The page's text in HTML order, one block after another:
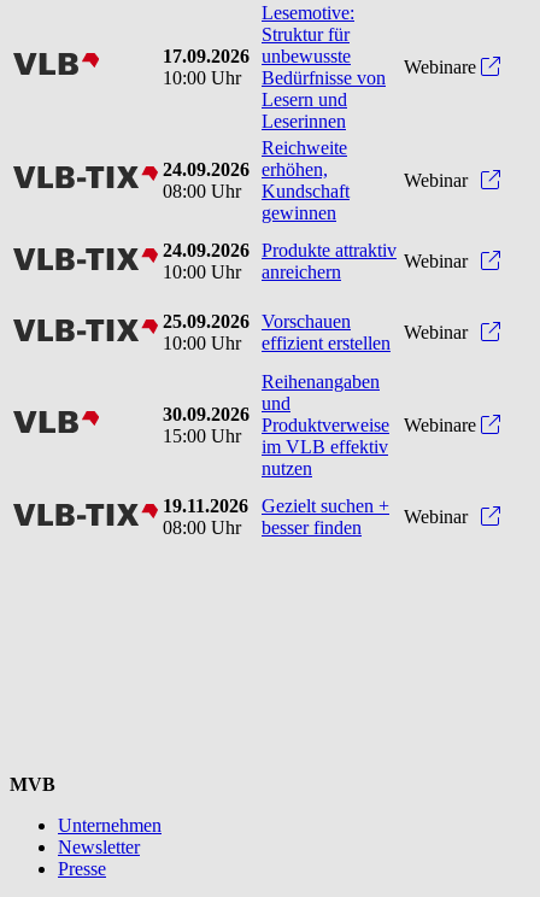
vlb
17.09.2026
10:00 Uhr
Lesemotive:
Struktur für
unbewusste
Bedürfnisse von
Lesern und
Leserinnen
Webinare
vlbtix
24.09.2026
08:00 Uhr
Reichweite
erhöhen,
Kundschaft
gewinnen
Webinar
vlbtix
24.09.2026
10:00 Uhr
Produkte attraktiv
anreichern
Webinar
vlbtix
25.09.2026
10:00 Uhr
Vorschauen
effizient erstellen
Webinar
vlb
30.09.2026
15:00 Uhr
Reihenangaben
und
Produktverweise
im VLB effektiv
nutzen
Webinare
vlbtix
19.11.2026
08:00 Uhr
Gezielt suchen +
besser finden
Webinar
MVB
Unternehmen
Newsletter
Presse